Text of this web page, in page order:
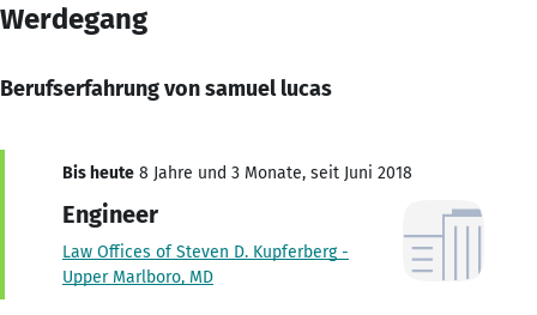
Werdegang
Berufserfahrung von samuel lucas
Bis heute 8 Jahre und 3 Monate, seit Juni 2018
Engineer
Law Offices of Steven D. Kupferberg -
Upper Marlboro, MD